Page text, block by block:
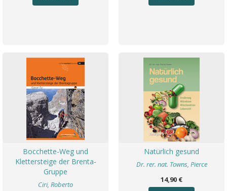
Bocchette-Weg und
Klettersteige der Brenta-
Gruppe
Ciri, Roberto
Natürlich gesund
Dr. rer. nat. Towns, Pierce
14,90 €